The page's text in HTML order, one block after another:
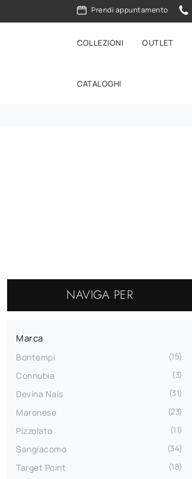
Prendi appuntamento
COLLEZIONI OUTLET
CATALOGHI
NAVIGA PER
Marca
Bontempi 15
Connubia 3
Devina Nais 31
Maronese 23
Pizzolato 11
Sangiacomo 34
Target Point 18